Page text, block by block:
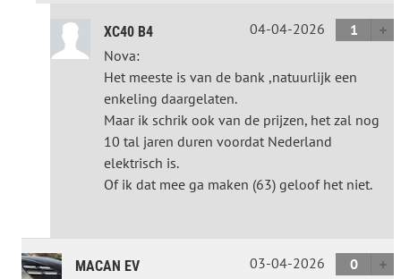
XC40 B4 04-04-2026
1
Nova:
Het meeste is van de bank ,natuurlijk een
enkeling daargelaten.
Maar ik schrik ook van de prijzen, het zal nog
10 tal jaren duren voordat Nederland
elektrisch is.
Of ik dat mee ga maken (63) geloof het niet.
MACAN EV 03-04-2026 0